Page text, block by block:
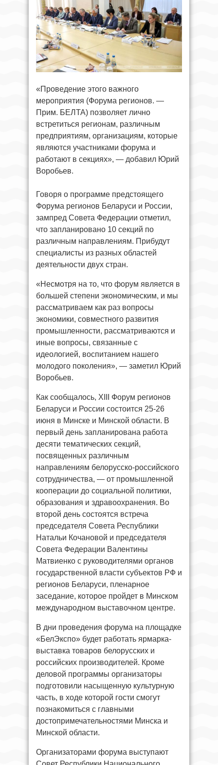
«Проведение этого важного
мероприятия (Форума регионов. —
Прим. БЕЛТА) позволяет лично
встретиться регионам, различным
предприятиям, организациям, которые
являются участниками форума и
работают в секциях», — добавил Юрий
Воробьев.
Говоря о программе предстоящего
Форума регионов Беларуси и России,
зампред Совета Федерации отметил,
что запланировано 10 секций по
различным направлениям. Прибудут
специалисты из разных областей
деятельности двух стран.
«Несмотря на то, что форум является в
большей степени экономическим, и мы
рассматриваем как раз вопросы
экономики, совместного развития
промышленности, рассматриваются и
иные вопросы, связанные с
идеологией, воспитанием нашего
молодого поколения», — заметил Юрий
Воробьев.
Как сообщалось, XIII Форум регионов
Беларуси и России состоится 25-26
июня в Минске и Минской области. В
первый день запланирована работа
десяти тематических секций,
посвященных различным
направлениям белорусско-российского
сотрудничества, — от промышленной
кооперации до социальной политики,
образования и здравоохранения. Во
второй день состоятся встреча
председателя Совета Республики
Натальи Кочановой и председателя
Совета Федерации Валентины
Матвиенко с руководителями органов
государственной власти субъектов РФ и
регионов Беларуси, пленарное
заседание, которое пройдет в Минском
международном выставочном центре.
В дни проведения форума на площадке
«БелЭкспо» будет работать ярмарка-
выставка товаров белорусских и
российских производителей. Кроме
деловой программы организаторы
подготовили насыщенную культурную
часть, в ходе которой гости смогут
познакомиться с главными
достопримечательностями Минска и
Минской области.
Организаторами форума выступают